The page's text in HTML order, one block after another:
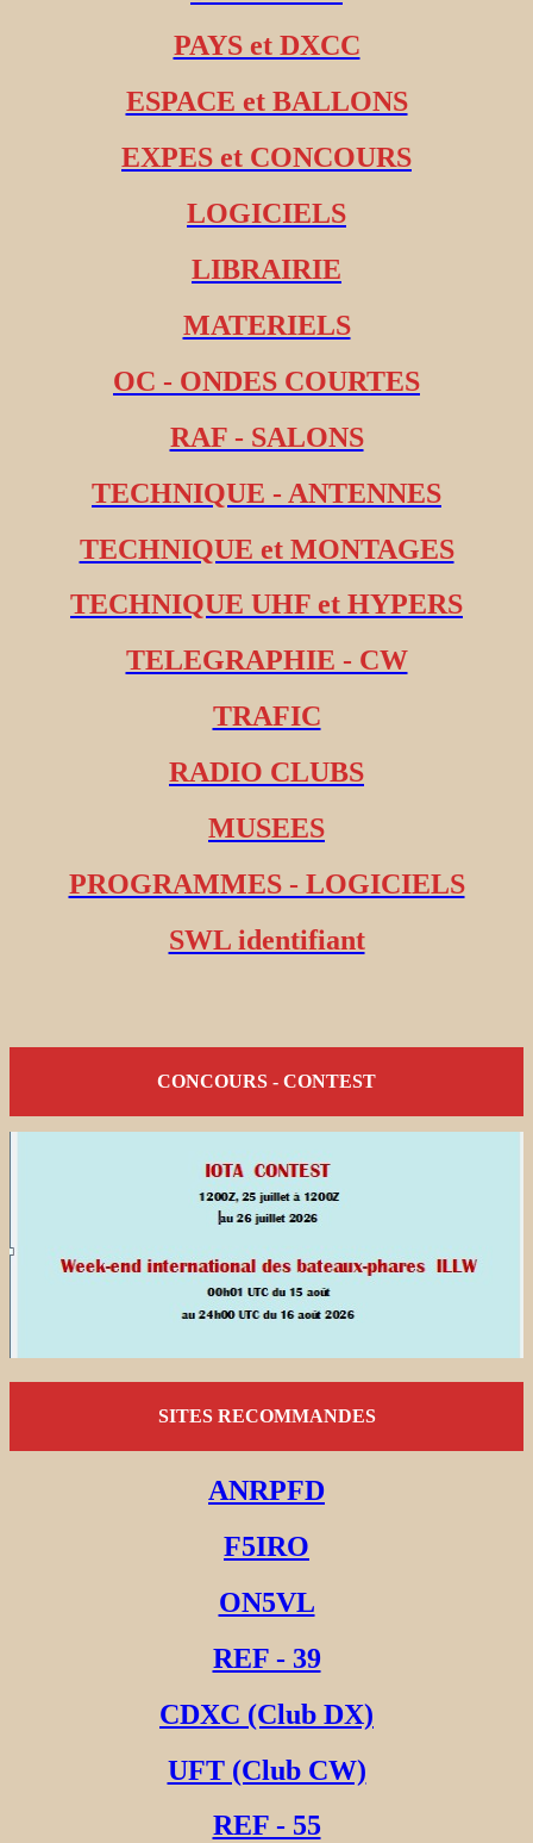
PAYS et DXCC
ESPACE et BALLONS
EXPES et CONCOURS
LOGICIELS
LIBRAIRIE
MATERIELS
OC - ONDES COURTES
RAF - SALONS
TECHNIQUE - ANTENNES
TECHNIQUE et MONTAGES
TECHNIQUE UHF et HYPERS
TELEGRAPHIE - CW
TRAFIC
RADIO CLUBS
MUSEES
PROGRAMMES - LOGICIELS
SWL identifiant
CONCOURS - CONTEST
SITES RECOMMANDES
ANRPFD
F5IRO
ON5VL
REF - 39
CDXC (Club DX)
UFT (Club CW)
REF - 55